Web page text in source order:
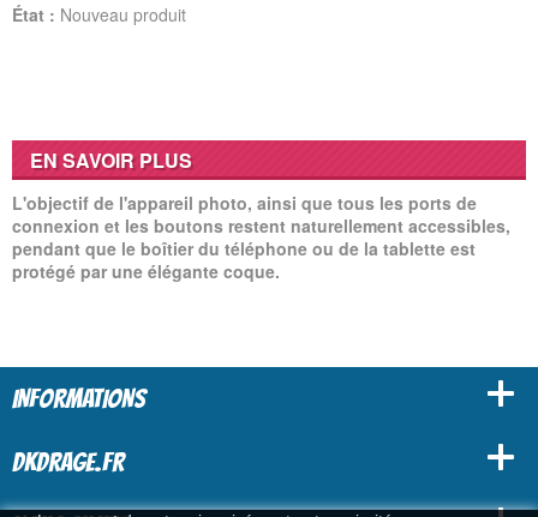
État : Nouveau produit
EN SAVOIR PLUS
L'objectif de l'appareil photo, ainsi que tous les ports de
connexion et les boutons restent naturellement accessibles,
pendant que le boîtier du téléphone ou de la tablette est
protégé par une élégante coque.
INFORMATIONS
DKDRAGE.FR